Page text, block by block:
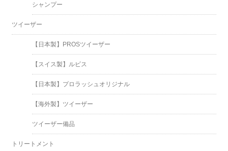
シャンプー
ツイーザー
【日本製】PROSツイーザー
【スイス製】ルビス
【日本製】プロラッシュオリジナル
【海外製】ツイーザー
ツイーザー備品
トリートメント